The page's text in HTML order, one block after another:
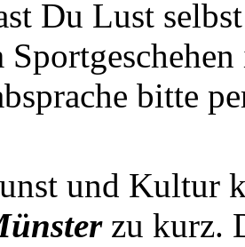
Du Lust
bitte
und Kultur
zu kurz.